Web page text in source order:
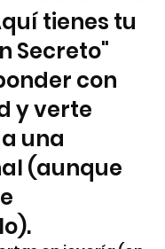
tienes tu
Secreto"
con
y verte
una
(aunque